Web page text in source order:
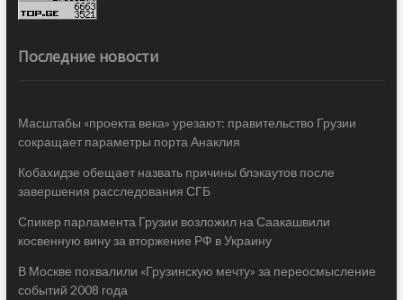
Последние новости
Масштабы «проекта века» урезают: правительство Грузии
сокращает параметры порта Анаклия
Кобахидзе обещает назвать причины блэкаутов после
завершения расследования СГБ
Спикер парламента Грузии возложил на Саакашвили
косвенную вину за вторжение РФ в Украину
В Москве похвалили «Грузинскую мечту» за переосмысление
событий 2008 года